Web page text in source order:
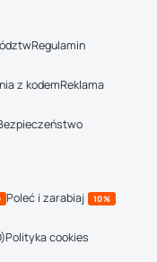
Regulamin
z kodemReklama
Poleć i zarabiaj 10%
Polityka cookies